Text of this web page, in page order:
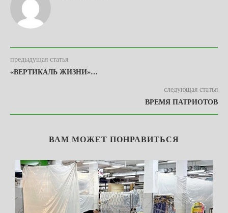
предыдущая статья
«ВЕРТИКАЛЬ ЖИЗНИ»…
следующая статья
ВРЕМЯ ПАТРИОТОВ
ВАМ МОЖЕТ ПОНРАВИТЬСЯ